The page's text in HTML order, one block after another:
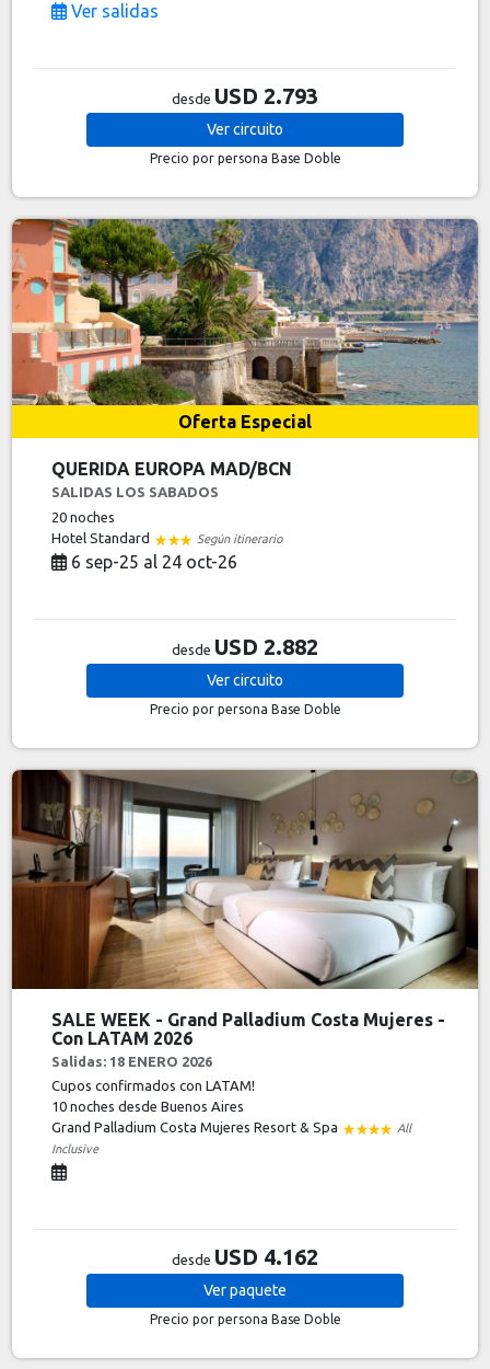
Ver salidas
desde USD 2.793
Vercircuito
Precio por persona Base Doble
Oferta Especial
QUERIDA EUROPA MAD/BCN
SALIDAS LOS SABADOS
20 noches
Hotel Standard
Según itinerario
6 sep-25 al 24 oct-26
desde USD 2.882
Vercircuito
Precio por persona Base Doble
SALE WEEK - Grand Palladium Costa Mujeres -
Con LATAM 2026
Salidas: 18 ENERO 2026
Cupos confirmados con LATAM!
10 nochesdesde Buenos Aires
Grand Palladium Costa Mujeres Resort & Spa
All
Inclusive
desde USD 4.162
Verpaquete
Precio por persona Base Doble